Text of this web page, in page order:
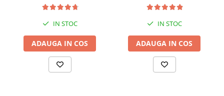
IN STOC
ADAUGA IN COS
IN STOC
ADAUGA IN COS